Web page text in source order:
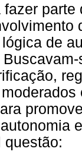
de
questão: